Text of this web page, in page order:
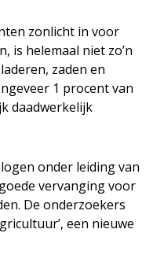
zonlicht in voor
is helemaal niet zo’n
zaden en
1 procent van
daadwerkelijk
onder leiding van
vervanging voor
De onderzoekers
een nieuwe